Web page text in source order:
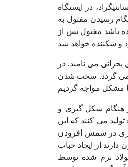
صورت می باشد که در ایستگاه اولیه نورد حدود 55 درجه سانتیگراد، در ایستگاه
در هنگام رسیدن مفتول به
ذکر شده باشد مفتول پس از
727 درجه سانتیگراد را دمای بحرانی می نامند. در
می گردد. سخت شدن
هنگام شکل گیری و
می کنند که این
در شمش افزودن
از ایجاد حباب
نرم شده توسط